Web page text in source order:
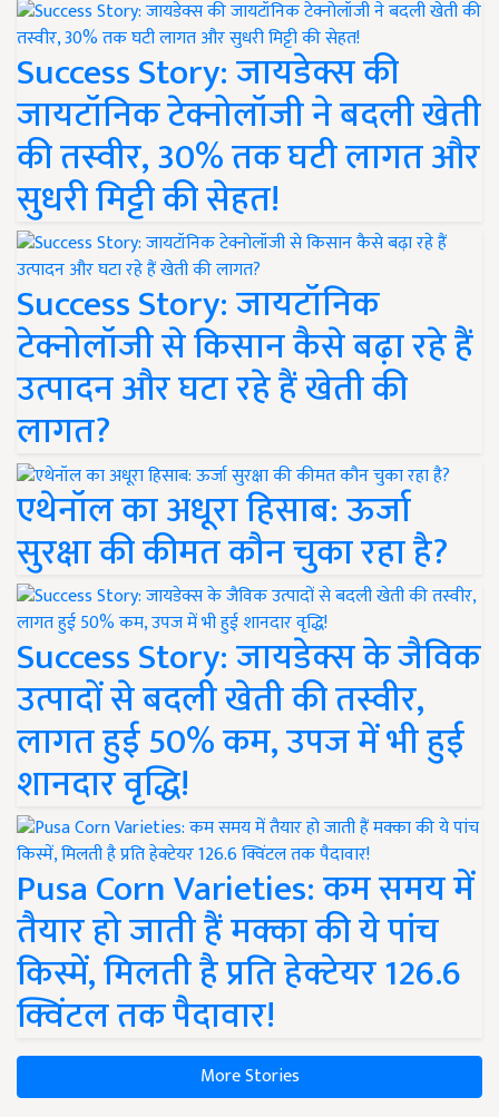
Success Story: जायडेक्स की
जायटॉनिक टेक्नोलॉजी ने बदली खेती
की तस्वीर, 30% तक घटी लागत और
सुधरी मिट्टी की सेहत!
Success Story: जायटॉनिक
टेक्नोलॉजी से किसान कैसे बढ़ा रहे हैं
उत्पादन और घटा रहे हैं खेती की
लागत?
एथेनॉल का अधूरा हिसाब: ऊर्जा
सुरक्षा की कीमत कौन चुका रहा है?
Success Story: जायडेक्स के जैविक
उत्पादों से बदली खेती की तस्वीर,
लागत हुई 50% कम, उपज में भी हुई
शानदार वृद्धि!
Pusa Corn Varieties: कम समय में
तैयार हो जाती हैं मक्का की ये पांच
किस्में, मिलती है प्रति हेक्टेयर 126.6
क्विंटल तक पैदावार!
More Stories